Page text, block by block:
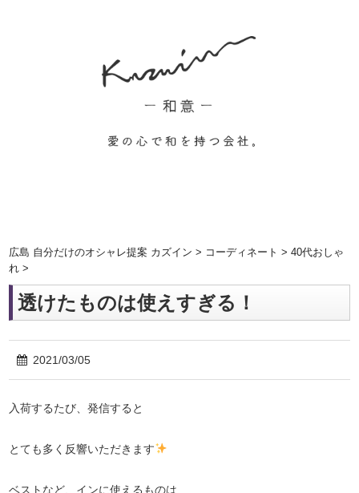
広島 自分だけのオシャレ提案 カズイン > コーディネート >40代おしゃ
れ >
透けたものは使えすぎる！
2021/03/05
入荷するたび、発信すると
とても多く反響いただきます
ベストなど、インに使えるものは